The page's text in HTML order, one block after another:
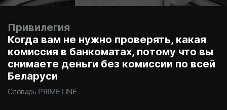
Привилегия
Когда вам не нужно проверять, какая
комиссия в банкоматах, потому что вы
снимаете деньги без комиссии по всей
Беларуси
Словарь PRIME LINE